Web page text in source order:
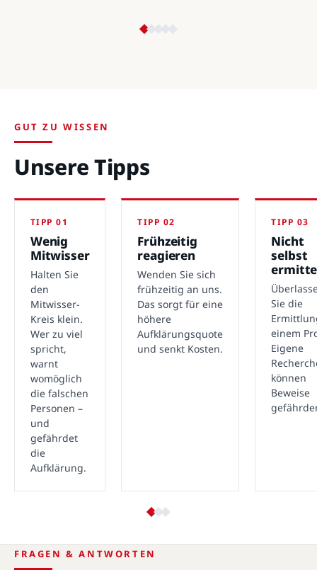
GUT ZU WISSEN
Unsere Tipps
TIPP 01
Wenig
Mitwisser
Halten Sie
den
Mitwisser-
Kreis klein.
Wer zu viel
spricht,
warnt
womöglich
die falschen
Personen –
und
gefährdet
die
Aufklärung.
TIPP 02
Frühzeitig
reagieren
Wenden Sie sich
frühzeitig an uns.
Das sorgt für eine
höhere
Aufklärungsquote
und senkt Kosten.
TIPP 03
Nicht
selbst
Sie die
einem
Eigene
können
Beweise
FRAGEN & ANTWORTEN